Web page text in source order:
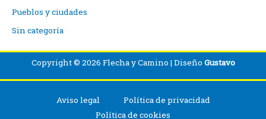
Pueblos y ciudades
Sin categoría
Copyright © 2026 Flecha y Camino | Diseño Gustavo
Aviso legal
Política de privacidad
Política de cookies